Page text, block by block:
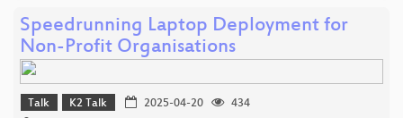
Speedrunning Laptop Deployment for
Non-Profit Organisations
Talk K2 Talk 2025-04-20
434